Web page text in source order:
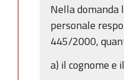
Nella domanda
personale
445/2000,
a) il cognome e